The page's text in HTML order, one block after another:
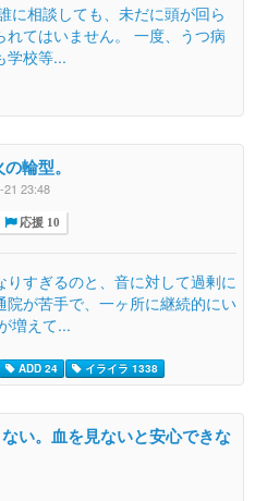
に相談しても、未だに頭が回ら
てはいません。 一度、うつ病
学校等...
輪型。
21 23:48
応援 10
すぎるのと、音に対して過剰に
が苦手で、一ヶ所に継続的にい
増えて...
ADD 24 イライラ 1338
い。血を見ないと安心できな